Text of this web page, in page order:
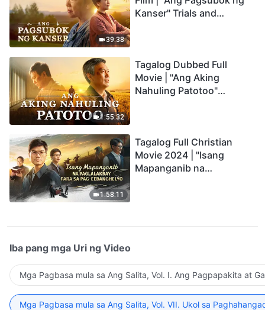
39:38
Kanser" Trials and
1:55:32
Tagalog Dubbed Full
Movie | "Ang Aking
Nahuling Patotoo"
1:58:11
Tagalog Full Christian
Movie 2024 | "Isang
Mapanganib na
Iba pang mga Uri ng Video
Mga Pagbasa mula sa Ang Salita, Vol. I. Ang Pagpapakita at
Mga Pagbasa mula sa Ang Salita, Vol. VII. Ukol sa